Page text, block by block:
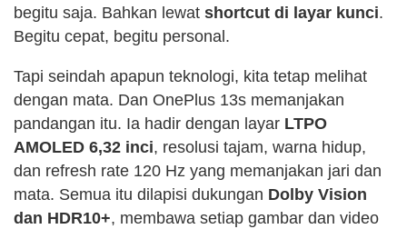
begitu saja. Bahkan lewat shortcut di layar kunci.
Begitu cepat, begitu personal.
Tapi seindah apapun teknologi, kita tetap melihat
dengan mata. Dan OnePlus 13s memanjakan
pandangan itu. Ia hadir dengan layar LTPO
AMOLED 6,32 inci, resolusi tajam, warna hidup,
dan refresh rate 120 Hz yang memanjakan jari dan
mata. Semua itu dilapisi dukungan Dolby Vision
dan HDR10+, membawa setiap gambar dan video